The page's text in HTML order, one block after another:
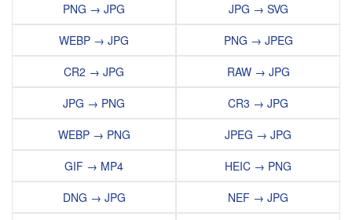
PNG → JPG
WEBP → JPG
CR2 → JPG
JPG → PNG
WEBP → PNG
GIF → MP4
DNG → JPG
JPG → SVG
PNG → JPEG
RAW → JPG
CR3 → JPG
JPEG → JPG
HEIC → PNG
NEF → JPG